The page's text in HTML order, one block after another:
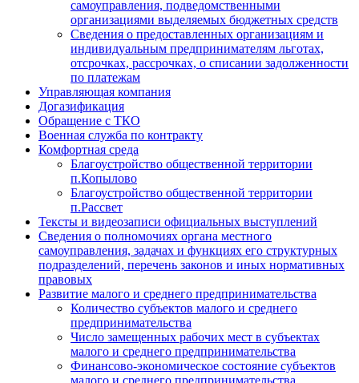
самоуправления, подведомственными
организациями выделяемых бюджетных средств
Сведения о предоставленных организациям и
индивидуальным предпринимателям льготах,
отсрочках, рассрочках, о списании задолженности
по платежам
Управляющая компания
Догазификация
Обращение с ТКО
Военная служба по контракту
Комфортная среда
Благоустройство общественной территории
п.Копылово
Благоустройство общественной территории
п.Рассвет
Тексты и видеозаписи официальных выступлений
Сведения о полномочиях органа местного
самоуправления, задачах и функциях его структурных
подразделений, перечень законов и иных нормативных
правовых
Развитие малого и среднего предпринимательства
Количество субъектов малого и среднего
предпринимательства
Число замещенных рабочих мест в субъектах
малого и среднего предпринимательства
Финансово-экономическое состояние субъектов
малого и среднего предпринимательства